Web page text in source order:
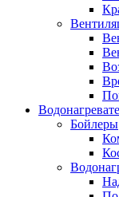
Бойлеры